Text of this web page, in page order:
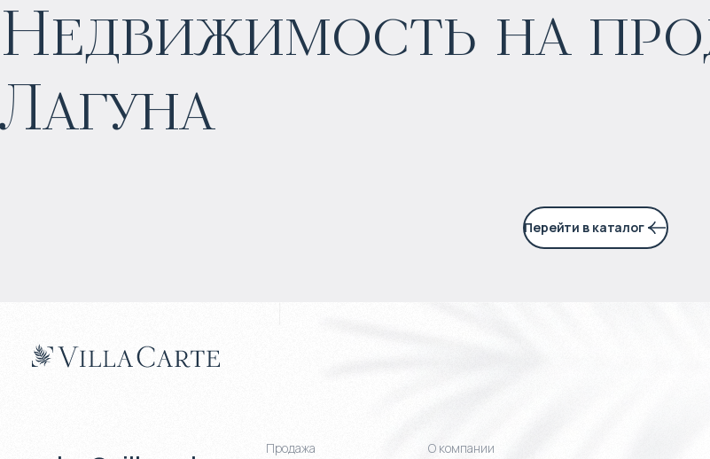
Недвижимость на
Лагуна
$ 1 773 358
Прогнозируемый доход
7% годовых
$574 195
Перейти в каталог
Продажа О компании